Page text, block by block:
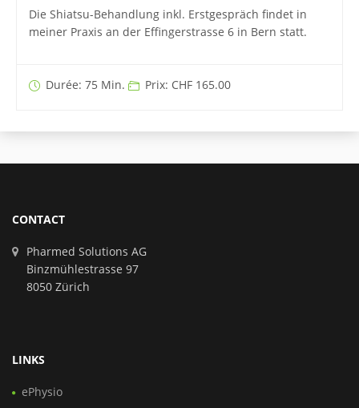
Die Shiatsu-Behandlung inkl. Erstgespräch findet in
meiner Praxis an der Effingerstrasse 6 in Bern statt.
Durée: 75 Min. Prix: CHF 165.00
CONTACT
Pharmed Solutions AG
Binzmühlestrasse 97
8050 Zürich
LINKS
ePhysio